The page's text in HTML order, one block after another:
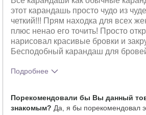
этот карандашь просто чудо из
четкий!!! Прям находка для всех
плюс ненао его точить! Просто
нарисовал красивые бровки и
Бесподобный карандаш для
Подробнее
продукта?
Как отличается опыт использования
Порекомендовали бы Вы данный
знакомым? Да, я бы порекомендовал